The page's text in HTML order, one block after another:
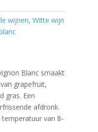
wijnen, Witte wijn
Blanc smaakt
grapefruit,
gras. Een
afdronk.
van 8-